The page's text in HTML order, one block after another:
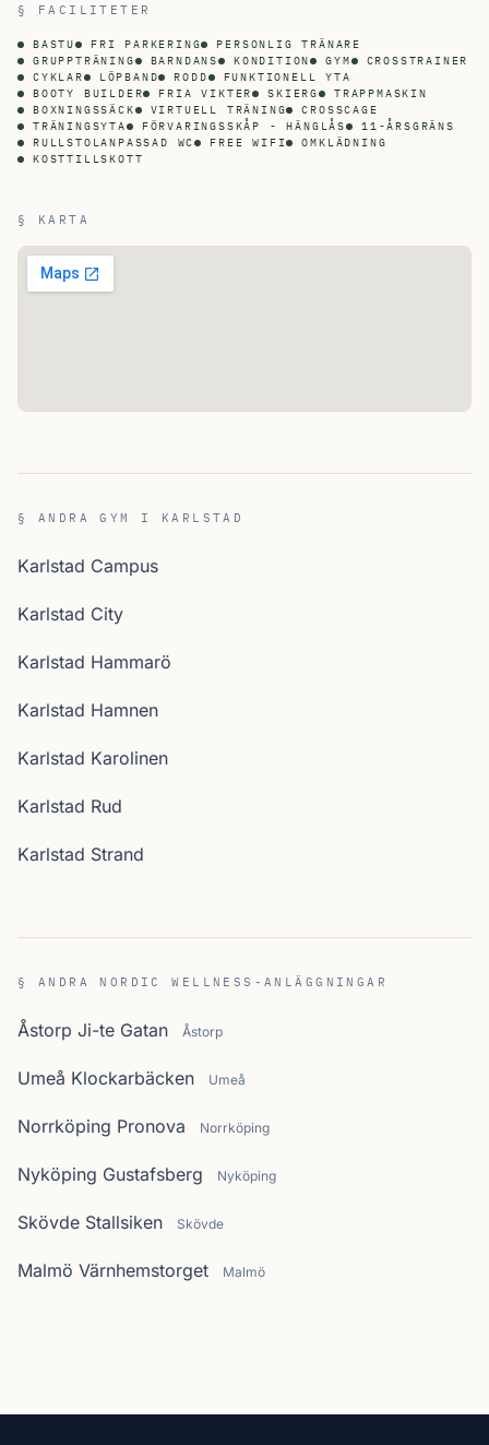
§ FACILITETER
BASTU FRI PARKERING
PERSONLIG TRÄNARE
GRUPPTRÄNING
BARNDANS KONDITION GYM
CROSSTRAINER
CYKLAR
LÖPBAND RODD
FUNKTIONELL YTA
BOOTY BUILDER
FRIA VIKTER SKIERG
TRAPPMASKIN
BOXNINGSSÄCK
VIRTUELL TRÄNING
CROSSCAGE
TRÄNINGSYTA
FÖRVARINGSSKÅP - HÄNGLÅS
11-ÅRSGRÄNS
RULLSTOLANPASSAD WC
FREE WIFI
OMKLÄDNING
KOSTTILLSKOTT
§ KARTA
§ ANDRA GYM I KARLSTAD
Karlstad Campus
Karlstad City
Karlstad Hammarö
Karlstad Hamnen
Karlstad Karolinen
Karlstad Rud
Karlstad Strand
§ ANDRA NORDIC WELLNESS-ANLÄGGNINGAR
Åstorp Ji-te Gatan Åstorp
Umeå Klockarbäcken Umeå
Norrköping Pronova Norrköping
Nyköping Gustafsberg Nyköping
Skövde Stallsiken Skövde
Malmö Värnhemstorget Malmö